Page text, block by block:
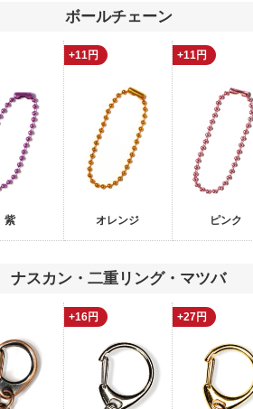
ボールチェーン
紫 オレンジ
+11円
ピンク
+11円
ナスカン・二重リング・マツバ
+16円 +27円